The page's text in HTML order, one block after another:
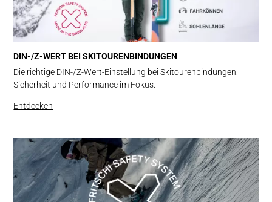
DIN-/Z-WERT BEI SKITOURENBINDUNGEN
Die richtige DIN-/Z-Wert-Einstellung bei Skitourenbindungen:
Sicherheit und Performance im Fokus.
Entdecken